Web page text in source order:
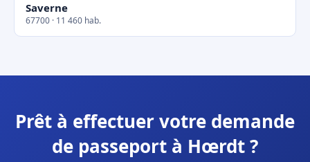
Saverne
67700 · 11 460 hab.
Prêt à effectuer votre demande
de passeport à Hœrdt ?